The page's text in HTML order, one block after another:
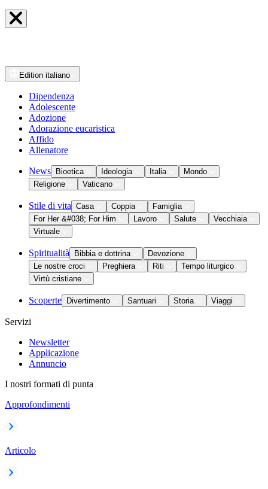
Edition italiano
Dipendenza
Adolescente
Adozione
Adorazione eucaristica
Affido
Allenatore
News Bioetica Ideologia Italia
Mondo
Religione
Vaticano
Stile di vita Casa Coppia
Famiglia
For Her &#038; For Him
Lavoro Salute
Vecchiaia
Virtuale
Spiritualità Bibbia e dottrina
Devozione
Le nostre croci
Preghiera Riti
Tempo liturgico
Virtù cristiane
Scoperte Divertimento Santuari Storia Viaggi
Servizi
Newsletter
Applicazione
Annuncio
I nostri formati di punta
Approfondimenti
Articolo